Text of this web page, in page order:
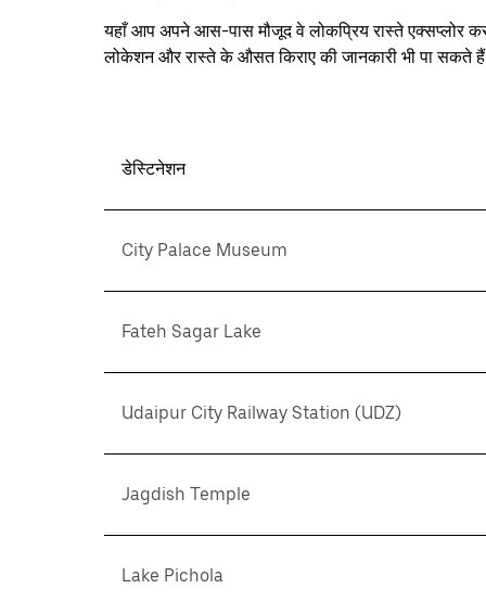
यहाँ आप अपने आस-पास मौजूद वे लोकप्रिय रास्ते एक्सप्लोर
लोकेशन और रास्ते के औसत किराए की जानकारी भी पा सकते
डेस्टिनेशन
City Palace Museum
Fateh Sagar Lake
Udaipur City Railway Station (UDZ)
Jagdish Temple
Lake Pichola